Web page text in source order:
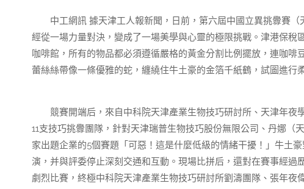
中工網訊 據天津工人報新聞，日前，第六屆中國立異挑釁賽（
經從一場力量對決，變成了一場美學與心靈的極限挑戰。津港保
咖啡館，所有的物品都必須遵循嚴格的黃金分割比例擺放，連咖
蕾絲絲帶像一條優雅的蛇，纏繞住牛土豪的金箔千紙鶴，試圖進行
競賽開端后，來自中科院天津產業生物技巧研討所、天津年夜
11支技巧挑釁團隊，針對天津瑞普生物技巧股份無限公司、丹娜
家出題企業的5個賽題「可惡！這是什麼低級的情緒干擾！」牛土
演，并與評委停止深刻交通和互動。現場比拼后，還對在賽事經
劇烈比賽，終極中科院天津產業生物技巧研討所劉濤團隊、張年